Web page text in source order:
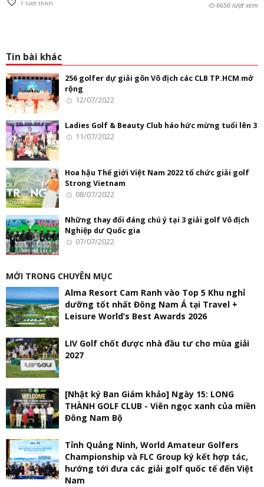
1 lượt thích 6656 lượt xem
Tin bài khác
256 golfer dự giải gôn Vô địch các CLB TP.HCM mở
rộng
12/07/2022
Ladies Golf & Beauty Club háo hức mừng tuổi lên 3
11/07/2022
Hoa hậu Thế giới Việt Nam 2022 tổ chức giải golf
Strong Vietnam
08/07/2022
Những thay đổi đáng chú ý tại 3 giải golf Vô địch
Nghiệp dư Quốc gia
07/07/2022
MỚI TRONG CHUYÊN MỤC
Alma Resort Cam Ranh vào Top 5 Khu nghỉ
dưỡng tốt nhất Đông Nam Á tại Travel +
Leisure World’s Best Awards 2026
LIV Golf chốt được nhà đầu tư cho mùa giải
2027
[Nhật ký Ban Giám khảo] Ngày 15: LONG
THÀNH GOLF CLUB - Viên ngọc xanh của miền
Đông Nam Bộ
Tỉnh Quảng Ninh, World Amateur Golfers
Championship và FLC Group ký kết hợp tác,
hướng tới đưa các giải golf quốc tế đến Việt
Nam